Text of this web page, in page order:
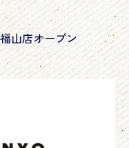
山店オープン